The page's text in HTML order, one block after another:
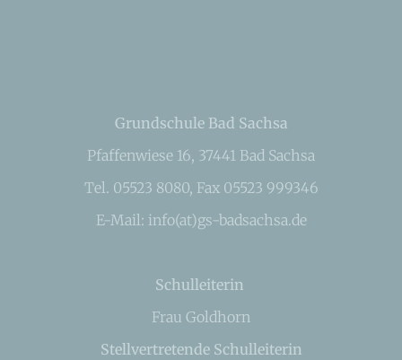
Grundschule Bad Sachsa
Pfaffenwiese 16, 37441 Bad Sachsa
Tel. 05523 8080, Fax 05523 999346
E-Mail: info(at)gs-badsachsa.de
Schulleiterin
Frau Goldhorn
Stellvertretende Schulleiterin